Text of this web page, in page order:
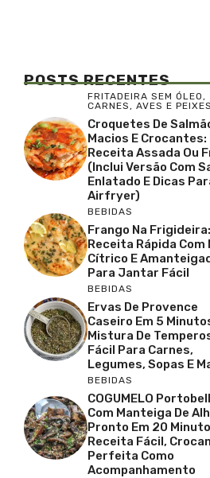
POSTS RECENTES
FRITADEIRA SEM ÓLEO ,
CARNES, AVES E PEIXES
Croquetes De
Macios E Crocantes:
Receita Assada Ou
(inclui Versão Com
Enlatado E Dicas
Airfryer)
BEBIDAS
Frango Na Frigideira:
Receita Rápida Com
Cítrico E
Para Jantar Fácil
BEBIDAS
Ervas De Provence
Caseiro Em 5
Mistura De
Fácil Para Carnes,
Legumes, Sopas E
BEBIDAS
COGUMELO
Com Manteiga De
Pronto Em 20
Receita Fácil,
Perfeita Como
Acompanhamento